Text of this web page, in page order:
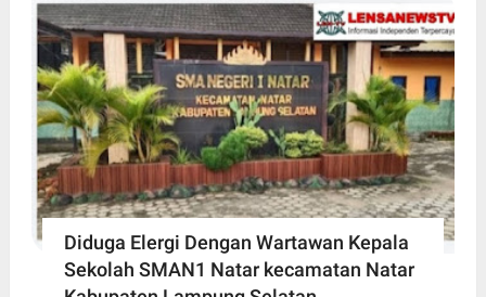
Diduga Elergi Dengan Wartawan Kepala
Sekolah SMAN1 Natar kecamatan Natar